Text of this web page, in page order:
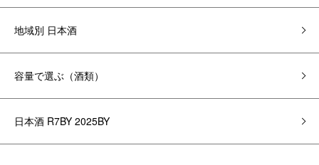
地域別 日本酒
容量で選ぶ（酒類）
日本酒 R7BY 2025BY